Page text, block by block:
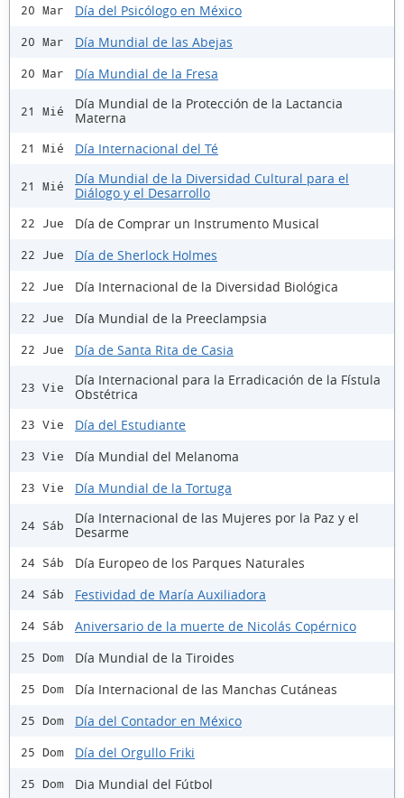
20 Mar Día del Psicólogo en México
20 Mar Día Mundial de las Abejas
20 Mar Día Mundial de la Fresa
21 Mié
Día Mundial de la Protección de la Lactancia
Materna
21 Mié Día Internacional del Té
21 Mié
Día Mundial de la Diversidad Cultural para el
Diálogo y el Desarrollo
22 Jue Día de Comprar un Instrumento Musical
22 Jue Día de Sherlock Holmes
22 Jue Día Internacional de la Diversidad Biológica
22 Jue Día Mundial de la Preeclampsia
22 Jue Día de Santa Rita de Casia
23 Vie
Día Internacional para la Erradicación de la Fístula
Obstétrica
23 Vie Día del Estudiante
23 Vie Día Mundial del Melanoma
23 Vie Día Mundial de la Tortuga
24 Sáb
Día Internacional de las Mujeres por la Paz y el
Desarme
24 Sáb Día Europeo de los Parques Naturales
24 Sáb Festividad de María Auxiliadora
24 Sáb Aniversario de la muerte de Nicolás Copérnico
25 Dom Día Mundial de la Tiroides
25 Dom Día Internacional de las Manchas Cutáneas
25 Dom Día del Contador en México
25 Dom Día del Orgullo Friki
25 Dom Dia Mundial del Fútbol